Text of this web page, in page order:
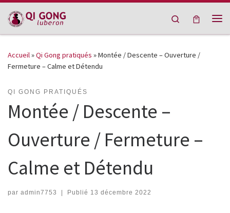
Passer au contenu
Search
Accueil»Qi Gong pratiqués »Montée / Descente – Ouverture /
Fermeture – Calme et Détendu
QI GONG PRATIQUÉS
Montée / Descente –
Ouverture / Fermeture –
Calme et Détendu
par admin7753 | Publié 13 décembre 2022